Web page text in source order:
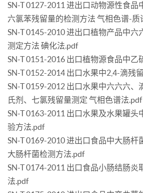
SN-T 0127-2011 进出口动物源性食品
六氯苯残留量的检测方法 气相色谱-质
SN-T 0145-2010 进出口植物产品中六
测定方法 碘化法.pdf
SN-T 0151-2016 出口植物源食品中乙
SN-T 0152-2014 出口水果中2,4-滴残
SN-T 0159-2012 出口水果中六六六、
氏剂、七氯残留量测定 气相色谱法.pdf
SN-T 0163-2011 出口水果及水果罐头
验方法.pdf
SN-T 0169-2010 进出口食品中大肠杆
大肠杆菌检测方法.pdf
SN-T 0174-2011 出口食品小肠结肠炎
法.pdf